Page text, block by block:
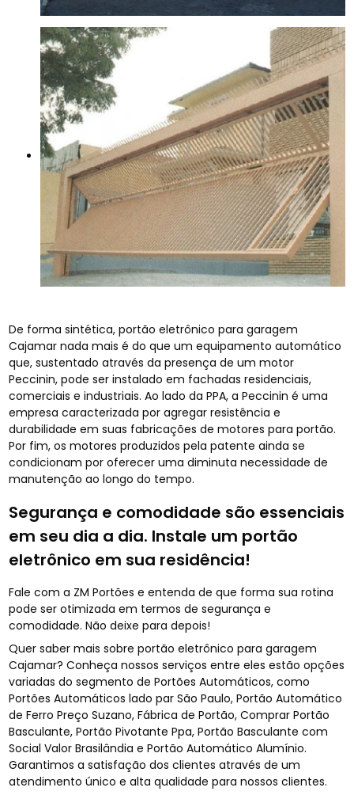
De forma sintética, portão eletrônico para garagem
Cajamar nada mais é do que um equipamento automático
que, sustentado através da presença de um motor
Peccinin, pode ser instalado em fachadas residenciais,
comerciais e industriais. Ao lado da PPA, a Peccinin é uma
empresa caracterizada por agregar resistência e
durabilidade em suas fabricações de motores para portão.
Por fim, os motores produzidos pela patente ainda se
condicionam por oferecer uma diminuta necessidade de
manutenção ao longo do tempo.
Segurança e comodidade são essenciais
em seu dia a dia. Instale um portão
eletrônico em sua residência!
Fale com a ZM Portões e entenda de que forma sua rotina
pode ser otimizada em termos de segurança e
comodidade. Não deixe para depois!
Quer saber mais sobre portão eletrônico para garagem
Cajamar? Conheça nossos serviços entre eles estão opções
variadas do segmento de Portões Automáticos, como
Portões Automáticos lado par São Paulo, Portão Automático
de Ferro Preço Suzano, Fábrica de Portão, Comprar Portão
Basculante, Portão Pivotante Ppa, Portão Basculante com
Social Valor Brasilândia e Portão Automático Alumínio.
Garantimos a satisfação dos clientes através de um
atendimento único e alta qualidade para nossos clientes.